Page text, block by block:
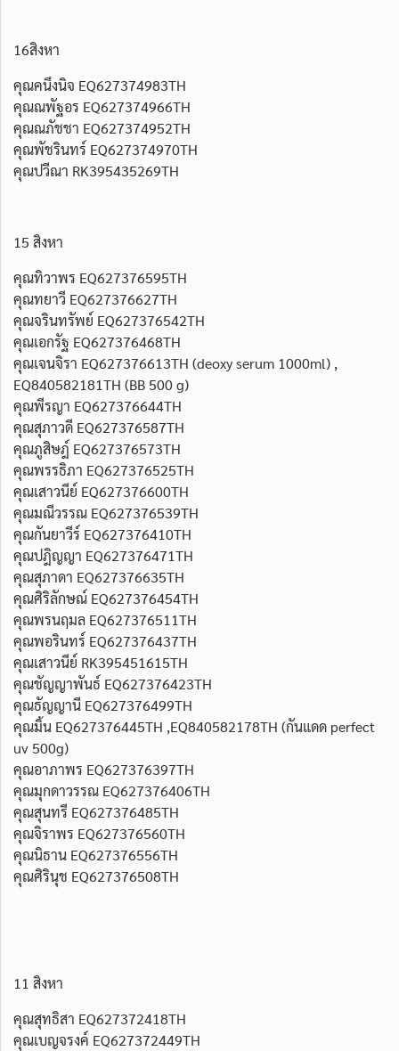
16สิงหา
คุณคนึงนิจ EQ627374983TH
คุณณพัฐอร EQ627374966TH
คุณณภัชชา EQ627374952TH
คุณพัชรินทร์ EQ627374970TH
คุณปวีณา RK395435269TH
15 สิงหา
คุณทิวาพร EQ627376595TH
คุณทยาวี EQ627376627TH
คุณจรินทรัพย์ EQ627376542TH
คุณเอกรัฐ EQ627376468TH
คุณเจนจิรา EQ627376613TH (deoxy serum 1000ml) ,
EQ840582181TH (BB 500 g)
คุณพีรญา EQ627376644TH
คุณสุภาวดี EQ627376587TH
คุณภูสิษฎ์ EQ627376573TH
คุณพรรธิภา EQ627376525TH
คุณเสาวนีย์ EQ627376600TH
คุณมณีวรรณ EQ627376539TH
คุณกันยาวีร์ EQ627376410TH
คุณปฎิญญา EQ627376471TH
คุณสุภาดา EQ627376635TH
คุณศิริลักษณ์ EQ627376454TH
คุณพรนฤมล EQ627376511TH
คุณพอรินทร์ EQ627376437TH
คุณเสาวนีย์ RK395451615TH
คุณชัญญาพันธ์ EQ627376423TH
คุณธัญญานี EQ627376499TH
คุณมิ้น EQ627376445TH ,EQ840582178TH (กันแดด perfect
uv 500g)
คุณอาภาพร EQ627376397TH
คุณมุกดาวรรณ EQ627376406TH
คุณสุนทรี EQ627376485TH
คุณจิราพร EQ627376560TH
คุณนิธาน EQ627376556TH
คุณศิรินุช EQ627376508TH
11 สิงหา
คุณสุทธิสา EQ627372418TH
คุณเบญจรงค์ EQ627372449TH